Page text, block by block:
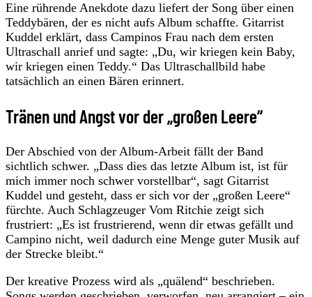
Eine rührende Anekdote dazu liefert der Song über einen
Teddybären, der es nicht aufs Album schaffte. Gitarrist
Kuddel erklärt, dass Campinos Frau nach dem ersten
Ultraschall anrief und sagte: „Du, wir kriegen kein Baby,
wir kriegen einen Teddy.“ Das Ultraschallbild habe
tatsächlich an einen Bären erinnert.
Tränen und Angst vor der „großen Leere“
Der Abschied von der Album-Arbeit fällt der Band
sichtlich schwer. „Dass dies das letzte Album ist, ist für
mich immer noch schwer vorstellbar“, sagt Gitarrist
Kuddel und gesteht, dass er sich vor der „großen Leere“
fürchte. Auch Schlagzeuger Vom Ritchie zeigt sich
frustriert: „Es ist frustrierend, wenn dir etwas gefällt und
Campino nicht, weil dadurch eine Menge guter Musik auf
der Strecke bleibt.“
Der kreative Prozess wird als „quälend“ beschrieben.